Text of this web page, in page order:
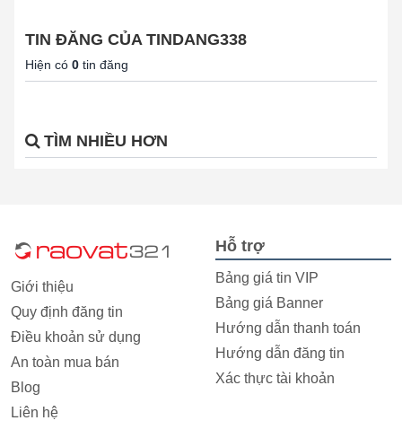
TIN ĐĂNG CỦA TINDANG338
Hiện có 0 tin đăng
TÌM NHIỀU HƠN
Giới thiệu
Quy định đăng tin
Điều khoản sử dụng
An toàn mua bán
Blog
Liên hệ
Hỗ trợ
Bảng giá tin VIP
Bảng giá Banner
Hướng dẫn thanh toán
Hướng dẫn đăng tin
Xác thực tài khoản